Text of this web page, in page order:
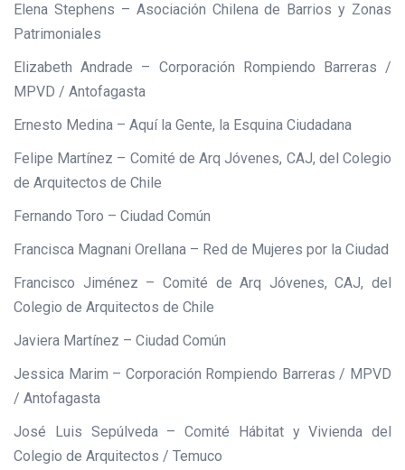
Elena Stephens – Asociación Chilena de Barrios y Zonas
Patrimoniales
Elizabeth Andrade – Corporación Rompiendo Barreras /
MPVD / Antofagasta
Ernesto Medina – Aquí la Gente, la Esquina Ciudadana
Felipe Martínez – Comité de Arq Jóvenes, CAJ, del Colegio
de Arquitectos de Chile
Fernando Toro – Ciudad Común
Francisca Magnani Orellana – Red de Mujeres por la Ciudad
Francisco Jiménez – Comité de Arq Jóvenes, CAJ, del
Colegio de Arquitectos de Chile
Javiera Martínez – Ciudad Común
Jessica Marim – Corporación Rompiendo Barreras / MPVD
/ Antofagasta
José Luis Sepúlveda – Comité Hábitat y Vivienda del
Colegio de Arquitectos / Temuco